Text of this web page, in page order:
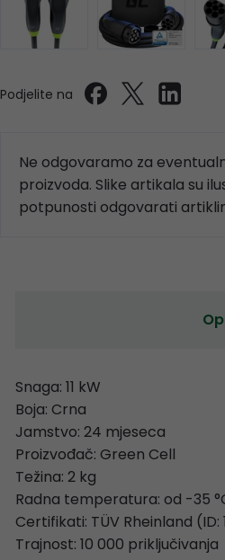
Podjelite na
Ne odgovaramo za
proizvoda. Slike artikala su
potpunosti odgovarati
Snaga: 11 kW
Boja: Crna
Jamstvo: 24 mjeseca
Proizvođač: Green Cell
Težina: 2 kg
Radna temperatura: od -35
Certifikati: TÜV Rheinland (ID:
Trajnost: 10 000 priključivanja